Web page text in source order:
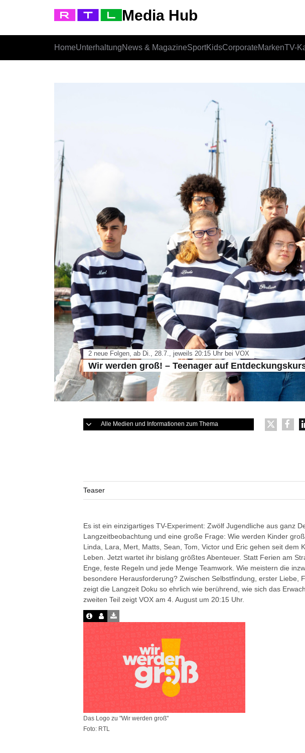
Media Hub
HomeUnterhaltungNews & MagazineSportKidsCorporateMarkenTV-
2 neue Folgen, ab Di., 28.7., jeweils 20:15 Uhr bei VOX
Wir werden groß! – Teenager auf
Alle Medien und Informationen zum Thema
Teaser
Es ist ein einzigartiges TV-Experiment: Zwölf Jugendliche aus ganz
Langzeitbeobachtung und eine große Frage: Wie werden Kinder
Linda, Lara, Mert, Matts, Sean, Tom, Victor und Eric gehen seit dem
Leben. Jetzt wartet ihr bislang größtes Abenteuer. Statt Ferien am
Enge, feste Regeln und jede Menge Teamwork. Wie meistern die
besondere Herausforderung? Zwischen Selbstfindung, erster Liebe,
zeigt die Langzeit Doku so ehrlich wie berührend, wie sich das
zweiten Teil zeigt VOX am 4. August um 20:15 Uhr.
Das Logo zu "Wir werden groß"
Foto: RTL